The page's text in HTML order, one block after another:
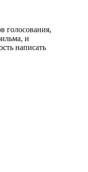
голосования,
и
написать